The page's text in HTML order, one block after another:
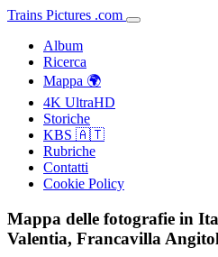
Trains Pictures .com
Album
Ricerca
Mappa 🌍
4K UltraHD
Storiche
KBS 🇦🇹
Rubriche
Contatti
Cookie Policy
Mappa delle fotografie in
Valentia, Francavilla